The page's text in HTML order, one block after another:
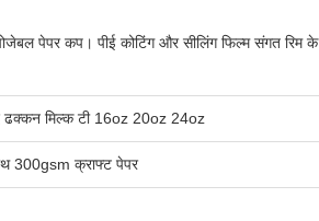
पेपर कप। पीई कोटिंग और सीलिंग फिल्म संगत
मिल्क टी 16oz 20oz 24oz
300gsm क्राफ्ट पेपर